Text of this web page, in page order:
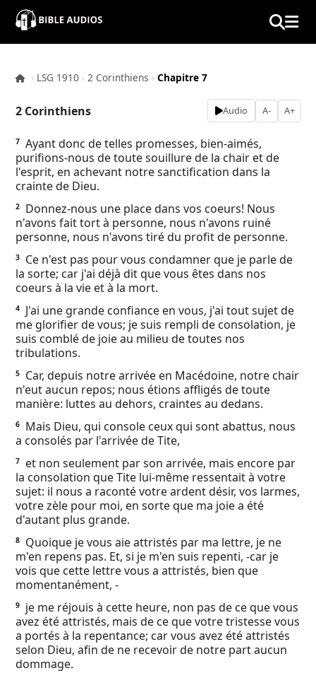
×
Contacts
About
Copyright
Download
L.O.A
Ebook
› LSG 1910 › 2 Corinthiens › Chapitre 7
2 Corinthiens Audio A- A+
7 Ayant donc de telles promesses, bien-aimés,
purifions-nous de toute souillure de la chair et de
l'esprit, en achevant notre sanctification dans la
crainte de Dieu.
2
Donnez-nous une place dans vos coeurs! Nous
n'avons fait tort à personne, nous n'avons ruiné
personne, nous n'avons tiré du profit de personne.
3
Ce n'est pas pour vous condamner que je parle de
la sorte; car j'ai déjà dit que vous êtes dans nos
coeurs à la vie et à la mort.
4
J'ai une grande confiance en vous, j'ai tout sujet de
me glorifier de vous; je suis rempli de consolation, je
suis comblé de joie au milieu de toutes nos
tribulations.
5
Car, depuis notre arrivée en Macédoine, notre chair
n'eut aucun repos; nous étions affligés de toute
manière: luttes au dehors, craintes au dedans.
6
Mais Dieu, qui console ceux qui sont abattus, nous
a consolés par l'arrivée de Tite,
7
et non seulement par son arrivée, mais encore par
la consolation que Tite lui-même ressentait à votre
sujet: il nous a raconté votre ardent désir, vos larmes,
votre zèle pour moi, en sorte que ma joie a été
d'autant plus grande.
8
Quoique je vous aie attristés par ma lettre, je ne
m'en repens pas. Et, si je m'en suis repenti, -car je
vois que cette lettre vous a attristés, bien que
momentanément, -
9
je me réjouis à cette heure, non pas de ce que vous
avez été attristés, mais de ce que votre tristesse vous
a portés à la repentance; car vous avez été attristés
selon Dieu, afin de ne recevoir de notre part aucun
dommage.